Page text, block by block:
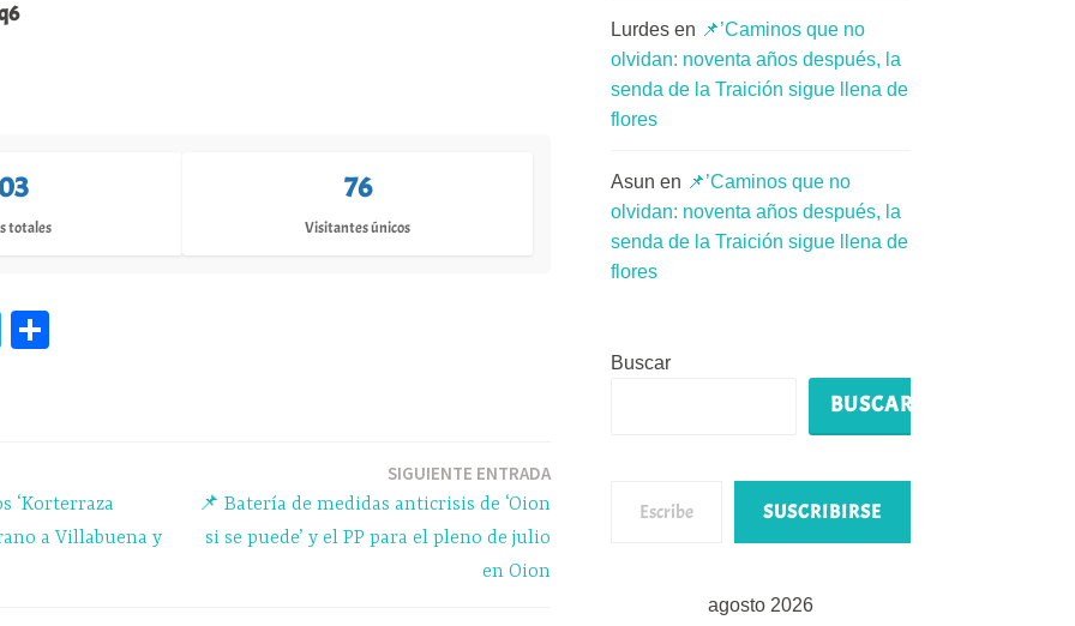
totales
76
Visitantes únicos
Te
m rti
r
‘Korterraza
a Villabuena y
SIGUIENTE ENTRADA
📌 Batería de medidas anticrisis de ‘Oion
si se puede’ y el PP para el pleno de julio
en Oion
Lurdes en 📌’Caminos que no
olvidan: noventa años después, la
senda de la Traición sigue llena de
flores
Asun en 📌’Caminos que no
olvidan: noventa años después, la
senda de la Traición sigue llena de
flores
Buscar
BUSCAR
SUSCRIBIRSE
agosto 2026